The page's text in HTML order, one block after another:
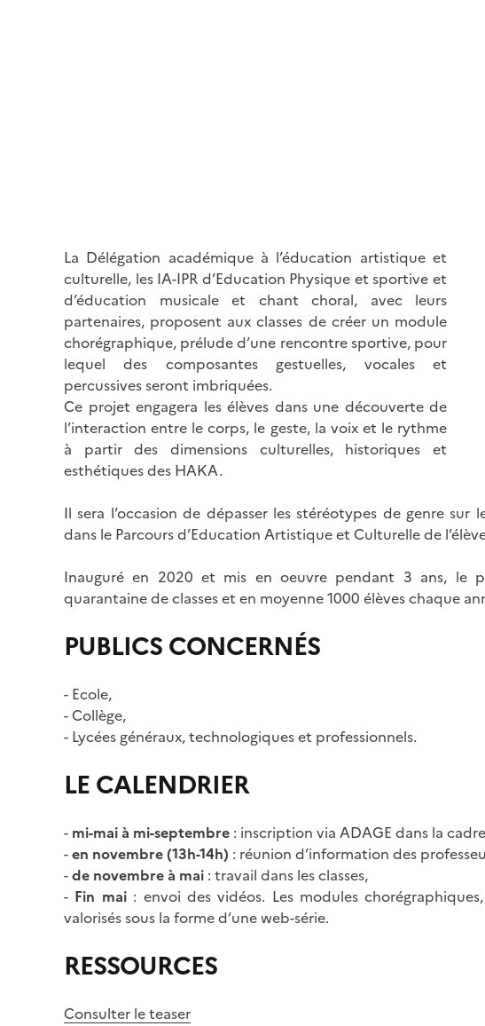
La Délégation académique à l’éducation artistique et
culturelle, les IA-IPR d’Education Physique et sportive et
d’éducation musicale et chant choral, avec leurs
partenaires, proposent aux classes de créer un module
chorégraphique, prélude d’une rencontre sportive, pour
lequel des composantes gestuelles, vocales et
percussives seront imbriquées.
Ce projet engagera les élèves dans une découverte de
l’interaction entre le corps, le geste, la voix et le rythme
à partir des dimensions culturelles, historiques et
esthétiques des HAKA.
Il sera l’occasion de dépasser les stéréotypes de genre
dans le Parcours d’Education Artistique et Culturelle de
Inauguré en 2020 et mis en oeuvre pendant 3 ans, le
quarantaine de classes et en moyenne 1000 élèves chaque
PUBLICS CONCERNÉS
- Ecole,
- Collège,
- Lycées généraux, technologiques et professionnels.
LE CALENDRIER
- mi-mai à mi-septembre : inscription via ADAGE dans la
-en novembre (13h-14h) : réunion d’information des
-de novembre à mai : travail dans les classes,
- Fin mai: envoi des vidéos. Les modules
valorisés sous la forme d’une web-série.
RESSOURCES
Consulter le teaser